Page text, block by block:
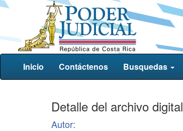
Inicio Contáctenos Busquedas
Detalle del archivo digital
Autor: